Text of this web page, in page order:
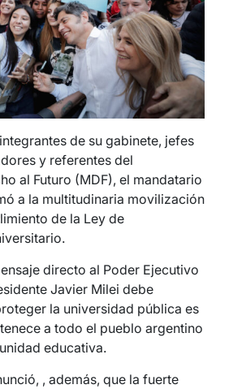
de su gabinete, jefes
y referentes del
al Futuro (MDF), el mandatario
a la multitudinaria movilización
de la Ley de
directo al Poder Ejecutivo
Javier Milei debe
la universidad pública es
a todo el pueblo argentino
educativa.
, además, que la fuerte